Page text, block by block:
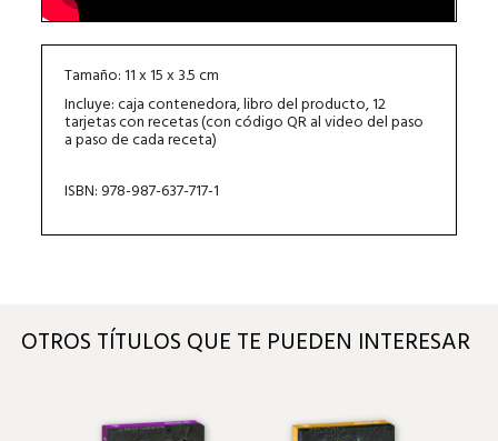
Tamaño: 11 x 15 x 3.5 cm
Incluye: caja contenedora, libro del producto, 12
tarjetas con recetas (con código QR al video del paso
a paso de cada receta)
ISBN: 978-987-637-717-1
OTROS TÍTULOS QUE TE PUEDEN INTERESAR